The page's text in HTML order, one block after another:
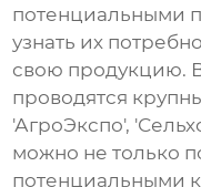
потенциальными
узнать их
свою продукцию.
проводятся
'АгроЭкспо',
можно не только
потенциальными